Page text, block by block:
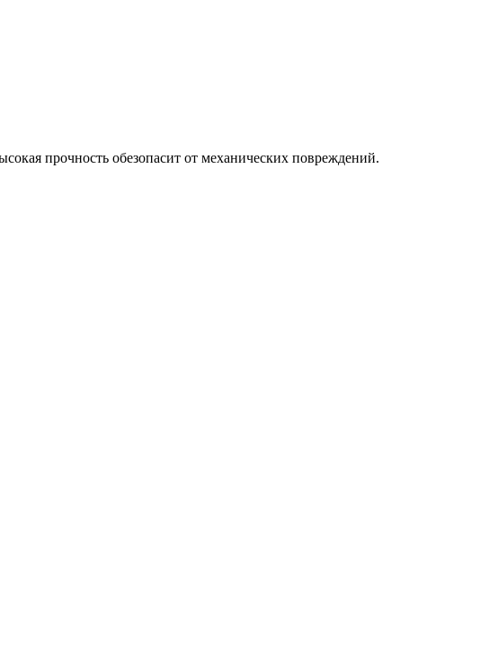
прочность обезопасит от механических повреждений.